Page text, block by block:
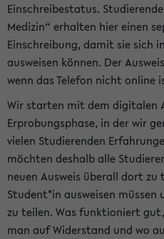
Einschreibestatus.
Medizin“ erhalten hier einen
Einschreibung, damit sie sich
ausweisen können. Der
wenn das Telefon nicht online
Wir starten mit dem digitalen
Erprobungsphase, in der wir
vielen Studierenden
möchten deshalb alle
neuen Ausweis überall dort zu
Student*in ausweisen
zu teilen. Was funktioniert
man auf Widerstand und wo